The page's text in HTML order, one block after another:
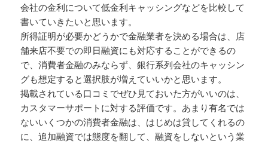
会社の金利について低金利キャッシングなどを比較して
書いていきたいと思います。
所得証明が必要かどうかで金融業者を決める場合は、店
舗来店不要での即日融資にも対応することができるの
で、消費者金融のみならず、銀行系列会社のキャッシン
グも想定すると選択肢が増えていいかと思います。
掲載されている口コミでぜひ見ておいた方がいいのは、
カスタマーサポートに対する評価です。あまり有名では
ないいくつかの消費者金融は、はじめは貸してくれるの
に、追加融資では態度を翻して、融資をしないという業